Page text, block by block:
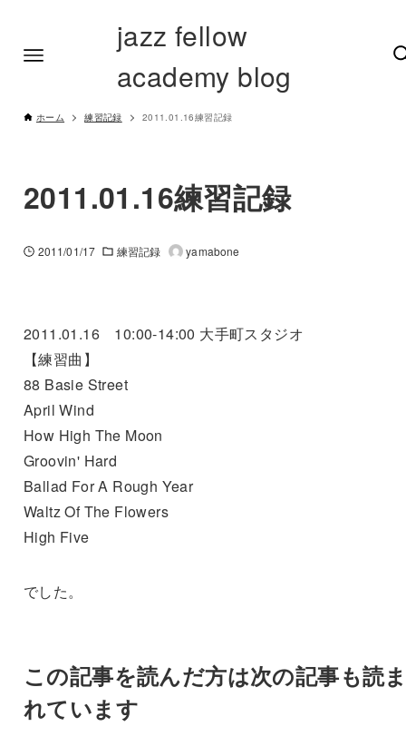
jazz fellow
academy blog
ホーム 練習記録 2011.01.16練習記録
2011.01.16練習記録
2011/01/17 練習記録 yamabone
2011.01.16 10:00-14:00 大手町スタジオ
【練習曲】
88 Basie Street
April Wind
How High The Moon
Groovin' Hard
Ballad For A Rough Year
Waltz Of The Flowers
High Five
でした。
この記事を読んだ方は次の記事も読
れています